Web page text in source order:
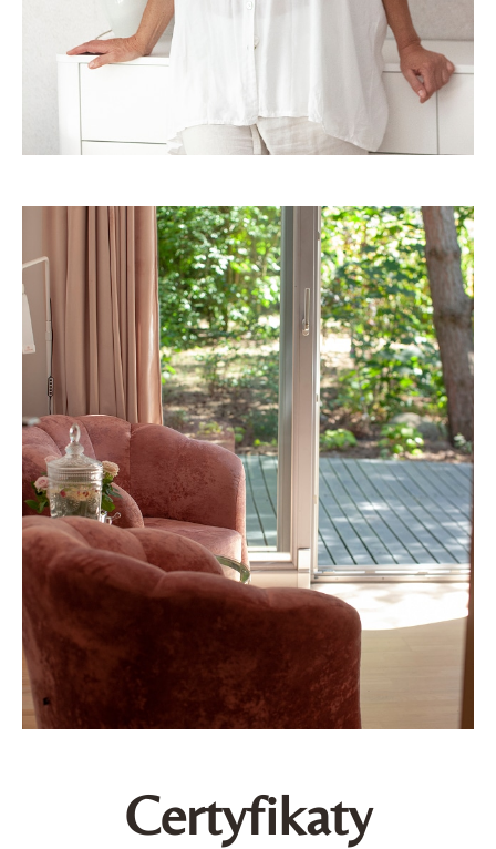
Certyfikaty